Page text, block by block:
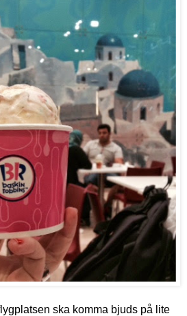
ska komma bjuds på lite